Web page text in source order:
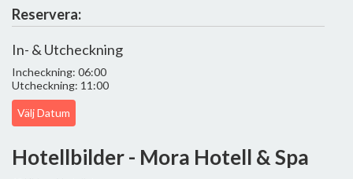
Reservera:
In- & Utcheckning
Incheckning: 06:00
Utcheckning: 11:00
Välj Datum
Hotellbilder - Mora Hotell & Spa